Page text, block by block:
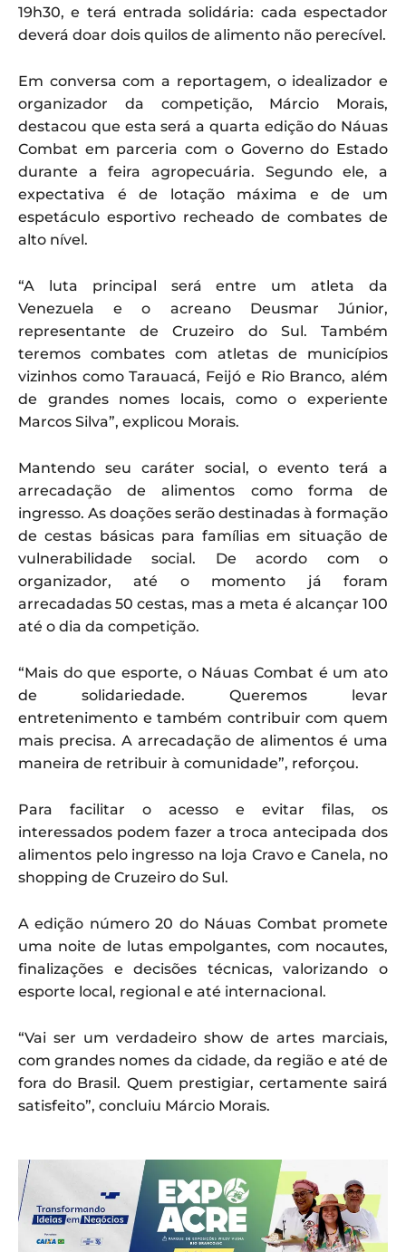
19h30, e terá entrada solidária: cada espectador
deverá doar dois quilos de alimento não perecível.
Em conversa com a reportagem, o idealizador e
organizador da competição, Márcio Morais,
destacou que esta será a quarta edição do Náuas
Combat em parceria com o Governo do Estado
durante a feira agropecuária. Segundo ele, a
expectativa é de lotação máxima e de um
espetáculo esportivo recheado de combates de
alto nível.
“A luta principal será entre um atleta da
Venezuela e o acreano Deusmar Júnior,
representante de Cruzeiro do Sul. Também
teremos combates com atletas de municípios
vizinhos como Tarauacá, Feijó e Rio Branco, além
de grandes nomes locais, como o experiente
Marcos Silva”, explicou Morais.
Mantendo seu caráter social, o evento terá a
arrecadação de alimentos como forma de
ingresso. As doações serão destinadas à formação
de cestas básicas para famílias em situação de
vulnerabilidade social. De acordo com o
organizador, até o momento já foram
arrecadadas 50 cestas, mas a meta é alcançar 100
até o dia da competição.
“Mais do que esporte, o Náuas Combat é um ato
de solidariedade. Queremos levar
entretenimento e também contribuir com quem
mais precisa. A arrecadação de alimentos é uma
maneira de retribuir à comunidade”, reforçou.
Para facilitar o acesso e evitar filas, os
interessados podem fazer a troca antecipada dos
alimentos pelo ingresso na loja Cravo e Canela, no
shopping de Cruzeiro do Sul.
A edição número 20 do Náuas Combat promete
uma noite de lutas empolgantes, com nocautes,
finalizações e decisões técnicas, valorizando o
esporte local, regional e até internacional.
“Vai ser um verdadeiro show de artes marciais,
com grandes nomes da cidade, da região e até de
fora do Brasil. Quem prestigiar, certamente sairá
satisfeito”, concluiu Márcio Morais.